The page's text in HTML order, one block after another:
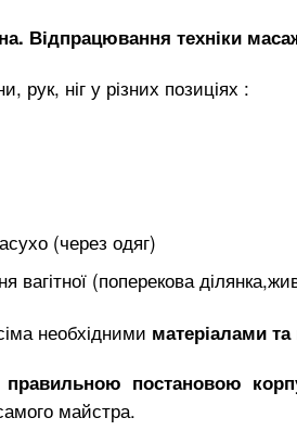
Відпрацювання техніки
рук, ніг у різних позиціях :
(через одяг)
вагітної (поперекова
необхідними матеріалами
постановою
майстра.